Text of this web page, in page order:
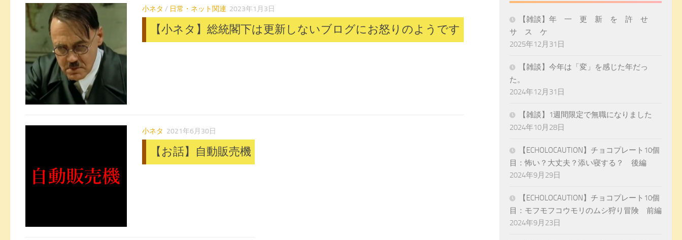
小ネタ / 日常・ネット関連 2023年1月3日
【小ネタ】総統閣下は更新しないブログにお怒りのようです
小ネタ 2021年6月30日
【お話】自動販売機
【雑談】年 一 更 新 を 許 せ
サ ス ケ
2025年12月31日
【雑談】今年は「変」を感じた年だっ
た。
2024年12月31日
【雑談】1週間限定で無職になりました
2024年10月28日
【ECHOLOCAUTION】チョコプレート10個
目：怖い？大丈夫？添い寝する？ 後編
2024年9月29日
【ECHOLOCAUTION】チョコプレート10個
目：モフモフコウモリのムシ狩り冒険 前編
2024年9月23日